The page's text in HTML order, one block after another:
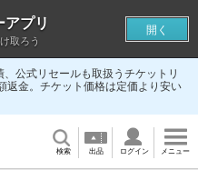
公式リセールも取扱うチケットリ
返金。チケット価格は定価より安い
検索 出品 ログイン メニュー
プリ
取ろう
開く